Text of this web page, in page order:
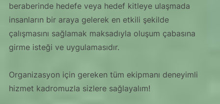
beraberinde hedefe veya hedef kitleye ulaşmada
insanların bir araya gelerek en etkili şekilde
çalışmasını sağlamak maksadıyla oluşum çabasına
girme isteği ve uygulamasıdır.
Organizasyon için gereken tüm ekipmanı deneyimli
hizmet kadromuzla sizlere sağlayalım!